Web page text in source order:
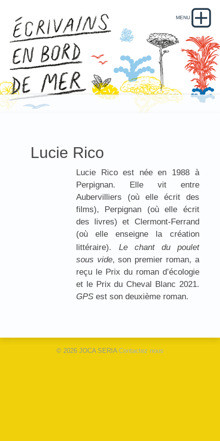
Lucie Rico
Lucie Rico est née en 1988 à
Perpignan. Elle vit entre
Aubervilliers (où elle écrit des
films), Perpignan (où elle écrit
des livres) et Clermont-Ferrand
(où elle enseigne la création
littéraire).
Le chant du poulet
sous vide, son premier roman, a
reçu le Prix du roman d’écologie
et le Prix du Cheval Blanc 2021.
GPSest son deuxième roman.
© 2026 JOCA SERIA Contactez nous